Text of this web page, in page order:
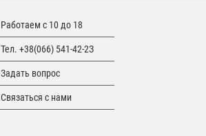
Работаем с 10 до 18
Тел. +38(066) 541-42-2З
Задать вопрос
Связаться с нами